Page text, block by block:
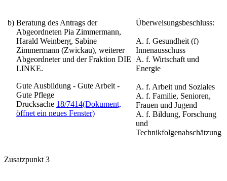
b) Beratung des Antrags der
Abgeordneten Pia Zimmermann,
Harald Weinberg, Sabine
Zimmermann (Zwickau), weiterer
Abgeordneter und der Fraktion DIE
LINKE.
Gute Ausbildung - Gute Arbeit -
Gute Pflege
Drucksache 18/7414(Dokument,
öffnet ein neues Fenster)
Überweisungsbeschluss:
A. f. Gesundheit (f)
Innenausschuss
A. f. Wirtschaft und
Energie
A. f. Arbeit und Soziales
A. f. Familie, Senioren,
Frauen und Jugend
A. f. Bildung, Forschung
und
Technikfolgenabschätzung
Zusatzpunkt 3